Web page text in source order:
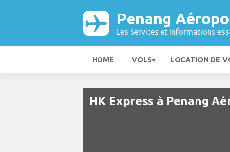
Penang
Les Services et Informations
HOME VOLS LOCATION DE
HK Express à Penang